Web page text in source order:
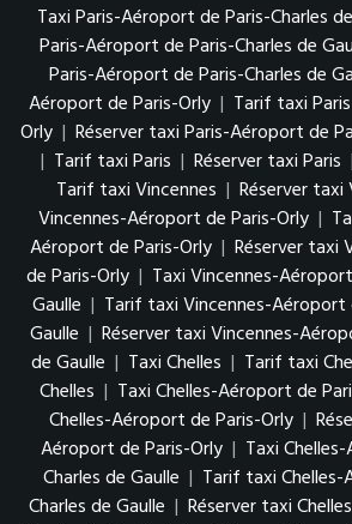
Taxi Paris-Aéroport de Paris-Charles
Paris-Aéroport de Paris-Charles de
Paris-Aéroport de Paris-Charles de
Aéroport de Paris-Orly | Tarif taxi
Orly | Réserver taxi Paris-Aéroport de
| Tarif taxi Paris | Réserver taxi Paris |
Tarif taxi Vincennes | Réserver taxi
Vincennes-Aéroport de Paris-Orly |
Aéroport de Paris-Orly | Réserver taxi
de Paris-Orly | Taxi Vincennes-
Gaulle | Tarif taxi Vincennes-Aéroport
Gaulle | Réserver taxi Vincennes-
de Gaulle | Taxi Chelles | Tarif taxi
Chelles | Taxi Chelles-Aéroport de
Chelles-Aéroport de Paris-Orly |
Aéroport de Paris-Orly | Taxi
Charles de Gaulle | Tarif taxi
Charles de Gaulle | Réserver taxi